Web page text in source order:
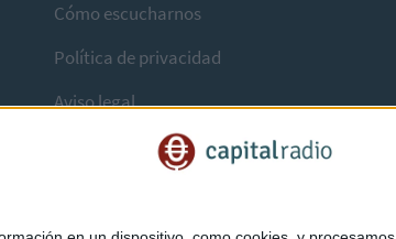
Cómo escucharnos
Política de privacidad
Aviso legal